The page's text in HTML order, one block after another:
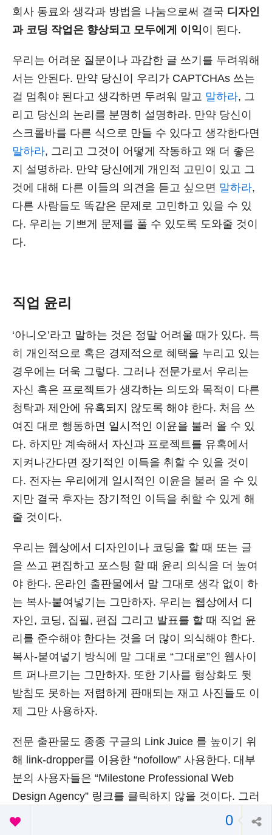
회사 동료와 생각과 방법을 나눔으로써 결국 디자인
과 코딩 작업은 향상되고 모두에게 이익이 된다.
우리는 어려운 질문이나 과감한 글 쓰기를 두려워해
서는 안된다. 만약 당신이 우리가 CAPTCHAs 쓰는
걸 멈춰야 된다고 생각하면 두려워 말고 말하라, 그
리고 당신의 논리를 분명히 설명하라. 만약 당신이
스크롤바를 다른 식으로 만들 수 있다고 생각한다면
말하라, 그리고 그것이 어떻게 작동하고 왜 더 좋은
지 설명하라. 만약 당신에게 개인적 고민이 있고 그
것에 대해 다른 이들의 의견을 듣고 싶으면 말하라,
다른 사람들도 똑같은 문제로 고민하고 있을 수 있
다. 우리는 기쁘게 문제를 풀 수 있도록 도와줄 것이
다.
직업 윤리
‘아니오’라고 말하는 것은 정말 어려울 때가 있다. 특
히 개인적으로 혹은 경제적으로 혜택을 누리고 있는
경우에는 더욱 그렇다. 그러나 전문가로서 우리는
자신 혹은 프로젝트가 생각하는 의도와 목적이 다른
청탁과 제안에 유혹되지 않도록 해야 한다. 처음 쓰
여진 대로 행동하면 일시적인 이윤을 불러 올 수 있
다. 하지만 계속해서 자신과 프로젝트를 유혹에서
지켜나간다면 장기적인 이득을 취할 수 있을 것이
다. 전자는 우리에게 일시적인 이윤을 불러 올 수 있
지만 결국 후자는 장기적인 이득을 취할 수 있게 해
줄 것이다.
우리는 웹상에서 디자인이나 코딩을 할 때 또는 글
을 쓰고 편집하고 포스팅 할 때 윤리 의식을 더 높여
야 한다. 온라인 출판물에서 말 그대로 생각 없이 하
는 복사-붙여넣기는 그만하자. 우리는 웹상에서 디
자인, 코딩, 집필, 편집 그리고 발표를 할 때 직업 윤
리를 준수해야 한다는 것을 더 많이 의식해야 한다.
복사-붙여넣기 방식에 말 그대로 “그대로”인 웹사이
트 퍼나르기는 그만하자. 또한 기사를 형상화도 뒷
받침도 못하는 저렴하게 판매되는 재고 사진들도 이
제 그만 사용하자.
전문 출판물도 종종 구글의 Link Juice 를 높이기 위
해 link-dropper를 이용한 “nofollow” 사용한다. 대부
분의 사용자들은 “Milestone Professional Web
Design Agency” 링크를 클릭하지 않을 것이다. 그러
니 이제 그런 행동도 그만하자. 그때 그때 상황에 따
0